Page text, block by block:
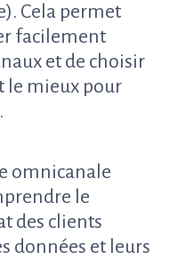
Cela permet
facilement
et de choisir
le mieux pour
omnicanale
le
des clients
données et leurs